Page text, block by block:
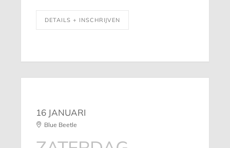
DETAILS + INSCHRIJVEN
16 JANUARI
Blue Beetle